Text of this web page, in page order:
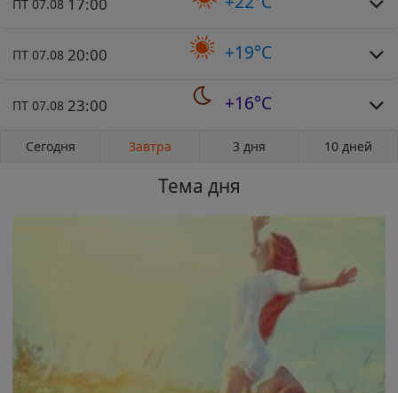
ПТ 07.08
ПТ 07.08 20:00 +19°C
ПТ 07.08 23:00 +16°C
Сегодня Завтра 3 дня 10 дней
Тема дня